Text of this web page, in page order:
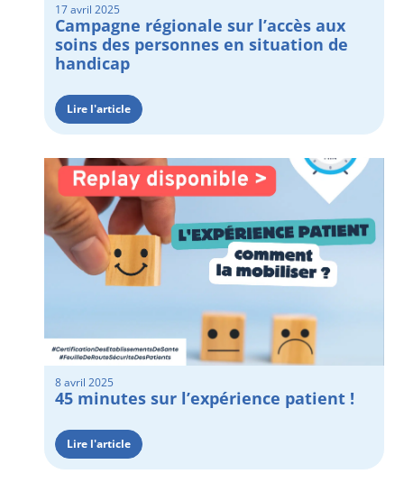
17 avril 2025
Campagne régionale sur l’accès aux
soins des personnes en situation de
handicap
Lire l'article
8 avril 2025
45 minutes sur l’expérience patient !
Lire l'article